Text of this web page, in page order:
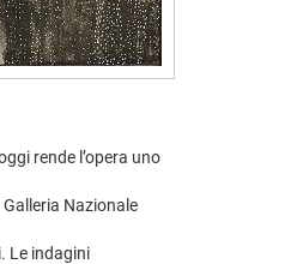
rende l’opera uno
Nazionale
Le indagini